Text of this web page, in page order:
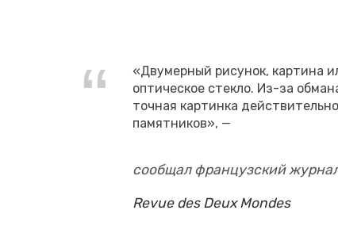
«Дву­мер­ный ри­су­нок, кар­ти­на
оп­ти­че­ское стек­ло. Из-за
точ­ная кар­тин­ка
па­мят­ни­ков», —
со­об­щал фран­цуз­ский
Revue des Deux Mondes